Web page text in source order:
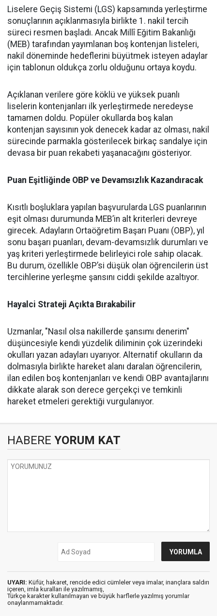
Liselere Geçiş Sistemi (LGS) kapsamında yerleştirme
sonuçlarının açıklanmasıyla birlikte 1. nakil tercih
süreci resmen başladı. Ancak Millî Eğitim Bakanlığı
(MEB) tarafından yayımlanan boş kontenjan listeleri,
nakil döneminde hedeflerini büyütmek isteyen adaylar
için tablonun oldukça zorlu olduğunu ortaya koydu.
Açıklanan verilere göre köklü ve yüksek puanlı
liselerin kontenjanları ilk yerleştirmede neredeyse
tamamen doldu. Popüler okullarda boş kalan
kontenjan sayısının yok denecek kadar az olması, nakil
sürecinde parmakla gösterilecek birkaç sandalye için
devasa bir puan rekabeti yaşanacağını gösteriyor.
Puan Eşitliğinde OBP ve Devamsızlık Kazandıracak
Kısıtlı boşluklara yapılan başvurularda LGS puanlarının
eşit olması durumunda MEB’in alt kriterleri devreye
girecek. Adayların Ortaöğretim Başarı Puanı (OBP), yıl
sonu başarı puanları, devam-devamsızlık durumları ve
yaş kriteri yerleştirmede belirleyici role sahip olacak.
Bu durum, özellikle OBP’si düşük olan öğrencilerin üst
tercihlerine yerleşme şansını ciddi şekilde azaltıyor.
Hayalci Strateji Açıkta Bırakabilir
Uzmanlar, "Nasıl olsa nakillerde şansımı denerim"
düşüncesiyle kendi yüzdelik diliminin çok üzerindeki
okulları yazan adayları uyarıyor. Alternatif okulların da
dolmasıyla birlikte hareket alanı daralan öğrencilerin,
ilan edilen boş kontenjanları ve kendi OBP avantajlarını
dikkate alarak son derece gerçekçi ve temkinli
hareket etmeleri gerektiği vurgulanıyor.
HABERE YORUM KAT
UYARI: Küfür, hakaret, rencide edici cümleler veya imalar, inançlara saldırı
içeren, imla kuralları ile yazılmamış,
Türkçe karakter kullanılmayan ve büyük harflerle yazılmış yorumlar
onaylanmamaktadır.